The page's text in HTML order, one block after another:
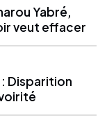
Yabré,
veut effacer
Disparition